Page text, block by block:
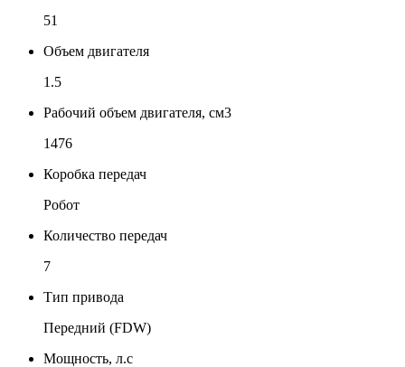
51
Объем двигателя
1.5
Рабочий объем двигателя, см3
1476
Коробка передач
Робот
Количество передач
7
Тип привода
Передний (FDW)
Мощность, л.с